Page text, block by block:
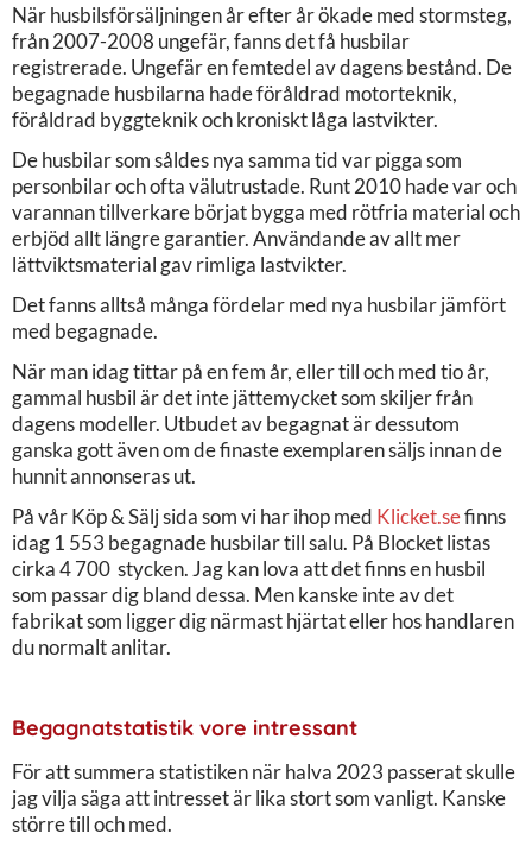
När husbilsförsäljningen år efter år ökade med stormsteg,
från 2007-2008 ungefär, fanns det få husbilar
registrerade. Ungefär en femtedel av dagens bestånd. De
begagnade husbilarna hade föråldrad motorteknik,
föråldrad byggteknik och kroniskt låga lastvikter.
De husbilar som såldes nya samma tid var pigga som
personbilar och ofta välutrustade. Runt 2010 hade var och
varannan tillverkare börjat bygga med rötfria material och
erbjöd allt längre garantier. Användande av allt mer
lättviktsmaterial gav rimliga lastvikter.
Det fanns alltså många fördelar med nya husbilar jämfört
med begagnade.
När man idag tittar på en fem år, eller till och med tio år,
gammal husbil är det inte jättemycket som skiljer från
dagens modeller. Utbudet av begagnat är dessutom
ganska gott även om de finaste exemplaren säljs innan de
hunnit annonseras ut.
På vår Köp & Sälj sida som vi har ihop med Klicket.sefinns
idag 1 553 begagnade husbilar till salu. På Blocket listas
cirka 4 700 stycken. Jag kan lova att det finns en husbil
som passar dig bland dessa. Men kanske inte av det
fabrikat som ligger dig närmast hjärtat eller hos handlaren
du normalt anlitar.
Begagnatstatistik vore intressant
För att summera statistiken när halva 2023 passerat skulle
jag vilja säga att intresset är lika stort som vanligt. Kanske
större till och med.